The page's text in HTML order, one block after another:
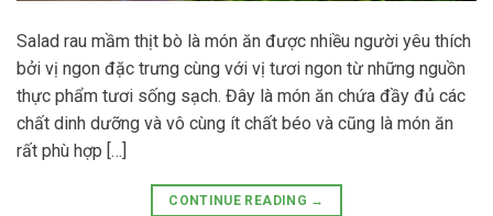
Salad rau mầm thịt bò là món ăn được nhiều người yêu thích
bởi vị ngon đặc trưng cùng với vị tươi ngon từ những nguồn
thực phẩm tươi sống sạch. Đây là món ăn chứa đầy đủ các
chất dinh dưỡng và vô cùng ít chất béo và cũng là món ăn
rất phù hợp […]
CONTINUE READING →